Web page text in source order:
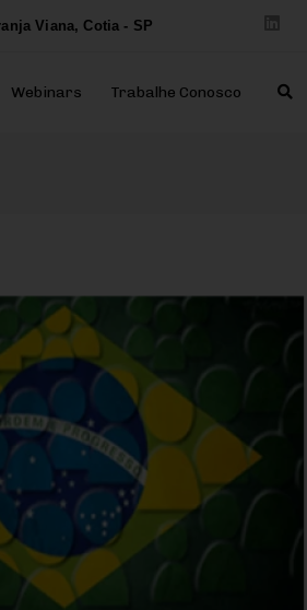
Viana, Cotia - SP
Webinars Trabalhe Conosco